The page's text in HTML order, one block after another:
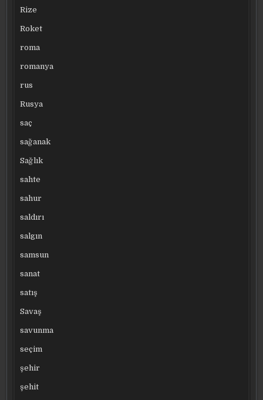
Rize
Roket
roma
romanya
rus
Rusya
saç
sağanak
Sağlık
sahte
sahur
saldırı
salgın
samsun
sanat
satış
Savaş
savunma
seçim
şehir
şehit